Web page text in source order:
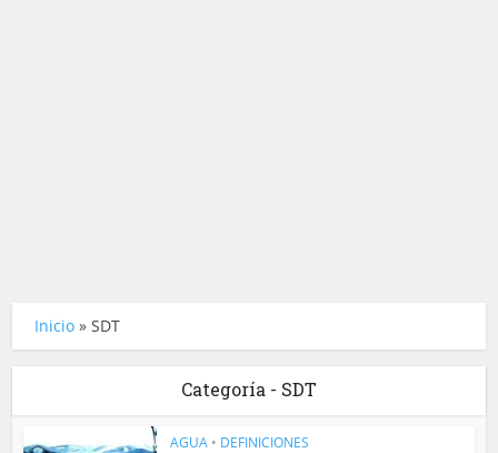
Inicio »SDT
Categoría - SDT
AGUA • DEFINICIONES